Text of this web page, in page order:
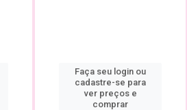
Faça seu login ou
cadastre-se para
ver preços e
comprar